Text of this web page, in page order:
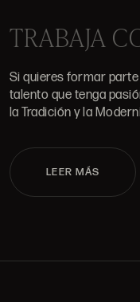
TRABAJA
Si quieres formar
talento que tenga
la Tradición y la
LEER MÁS